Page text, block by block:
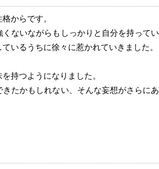
からです。
ないながらもしっかりと自分を持ってい
いるうちに徐々に惹かれていきました。
持つようになりました。
たかもしれない、そんな妄想がさらにあ